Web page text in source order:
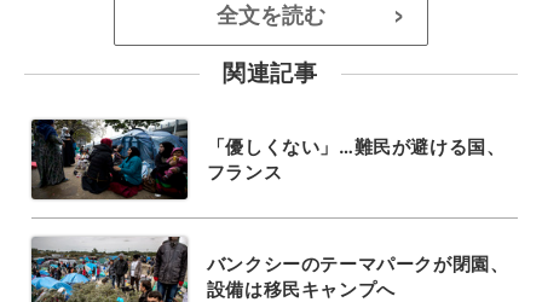
全文を読む >
関連記事
「優しくない」…難民が避ける国、
フランス
バンクシーのテーマパークが閉園、
設備は移民キャンプへ